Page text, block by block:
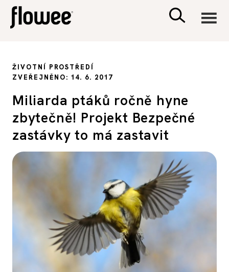
PSYCHOLOGIE
SEX A VZTAHY
PORADNA
ŽIVOTNÍ PROSTŘEDÍ
ZVEŘEJNĚNO: 14. 6. 2017
Miliarda ptáků ročně hyne
zbytečně! Projekt Bezpečné
zastávky to má zastavit